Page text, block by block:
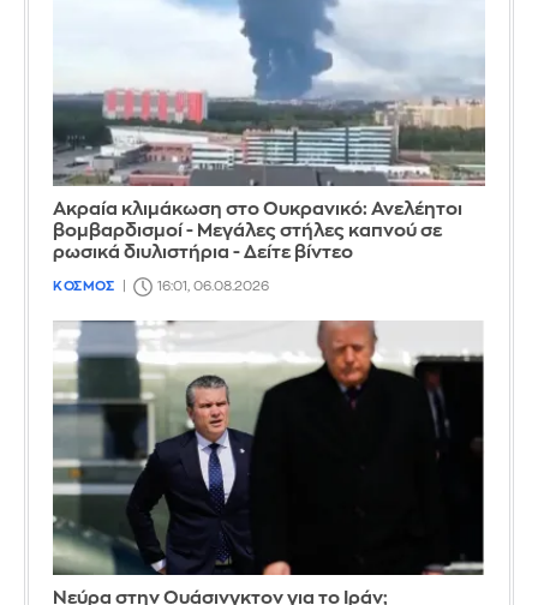
Ακραία κλιμάκωση στο Ουκρανικό: Ανελέητοι
βομβαρδισμοί - Μεγάλες στήλες καπνού σε
ρωσικά διυλιστήρια - Δείτε βίντεο
ΚΟΣΜΟΣ 16:01, 06.08.2026
Νεύρα στην Ουάσινγκτον για το Ιράν;